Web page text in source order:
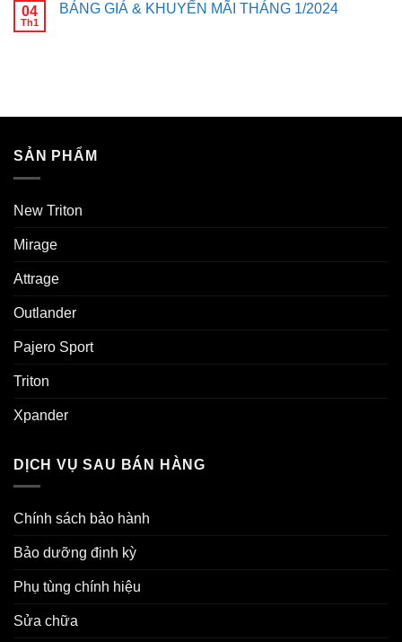
04
Th1
BẢNG GIÁ & KHUYẾN MÃI THÁNG 1/2024
SẢN PHẨM
New Triton
Mirage
Attrage
Outlander
Pajero Sport
Triton
Xpander
DỊCH VỤ SAU BÁN HÀNG
Chính sách bảo hành
Bảo dưỡng định kỳ
Phụ tùng chính hiệu
Sửa chữa